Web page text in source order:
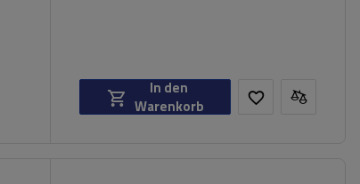
In den
Warenkorb